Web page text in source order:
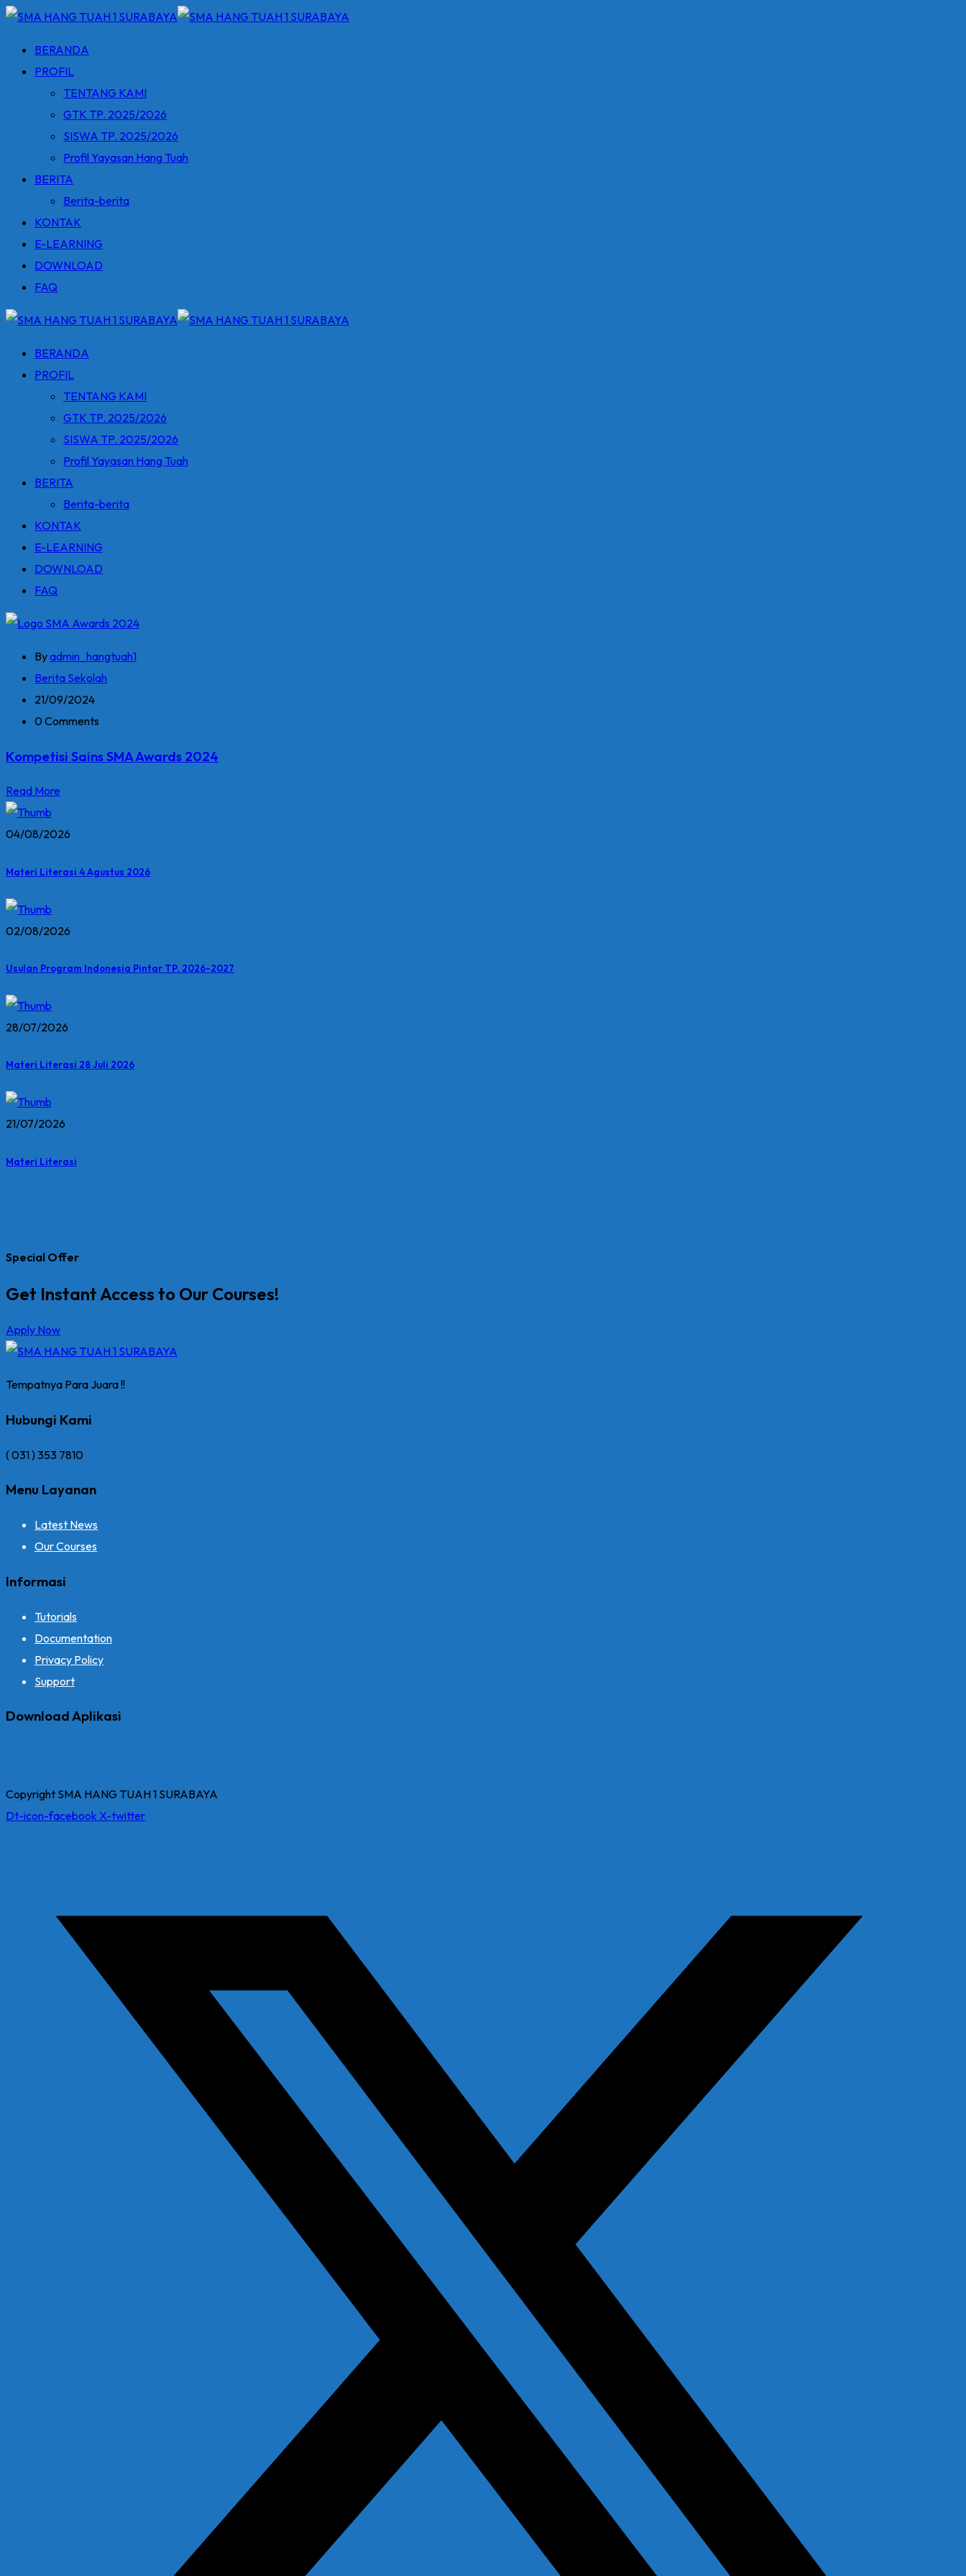
Skip
content
BERANDA
PROFIL
TENTANG KAMI
GTK TP. 2025/2026
SISWA TP. 2025/2026
Profil Yayasan Hang Tuah
BERITA
Berita-berita
KONTAK
E-LEARNING
DOWNLOAD
FAQ
BERANDA
PROFIL
TENTANG KAMI
GTK TP. 2025/2026
SISWA TP. 2025/2026
Profil Yayasan Hang Tuah
BERITA
Berita-berita
KONTAK
E-LEARNING
DOWNLOAD
FAQ
Byadmin_hangtuah1
Berita Sekolah
21/09/2024
0 Comments
Kompetisi Sains SMA Awards 2024
Read More
04/08/2026
Materi Literasi 4 Agustus 2026
02/08/2026
Usulan Program Indonesia Pintar TP. 2026-2027
28/07/2026
Materi Literasi 28 Juli 2026
21/07/2026
Materi Literasi
Special Offer
Get Instant Access to Our Courses!
Apply Now
Tempatnya Para Juara !!
Hubungi Kami
( 031 ) 353 7810
Menu Layanan
Latest News
Our Courses
Informasi
Tutorials
Documentation
Privacy Policy
Support
Download Aplikasi
Copyright SMA HANG TUAH 1 SURABAYA
Dt-icon-facebook X-twitter